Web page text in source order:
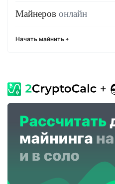
Майнеров онлайн
Начать майнить